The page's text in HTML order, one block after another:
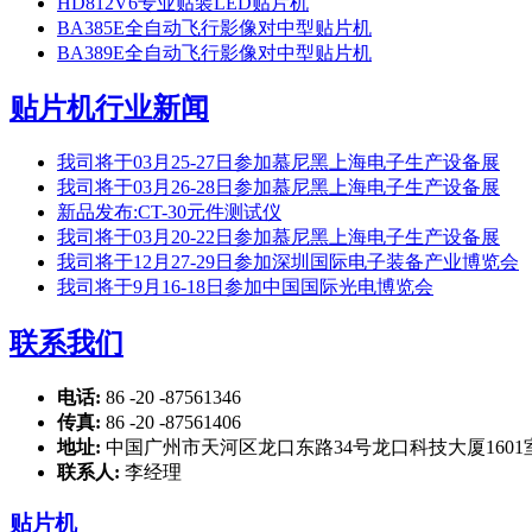
BA385E全自动飞行影像对中型贴片机
BA389E全自动飞行影像对中型贴片机
贴片机行业新闻
我司将于03月25-27日参加慕尼黑上海电子生产设备展
我司将于03月26-28日参加慕尼黑上海电子生产设备展
新品发布:CT-30元件测试仪
我司将于03月20-22日参加慕尼黑上海电子生产设备展
我司将于12月27-29日参加深圳国际电子装备产业博览会
我司将于9月16-18日参加中国国际光电博览会
联系我们
电话: 86 -20 -87561346
传真: 86 -20 -87561406
地址: 中国广州市天河区龙口东路34号龙口科技大厦1601
联系人: 李经理
贴片机